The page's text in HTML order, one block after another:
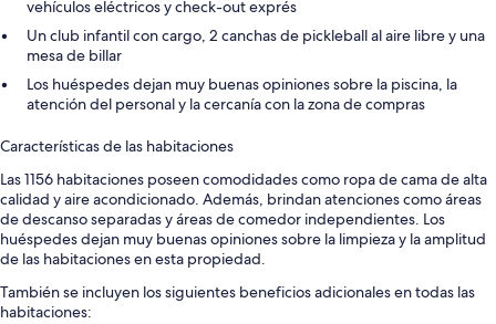
vehículos eléctricos y check-out exprés
Un club infantil con cargo, 2 canchas de pickleball al aire libre y una
mesa de billar
Los huéspedes dejan muy buenas opiniones sobre la piscina, la
atención del personal y la cercanía con la zona de compras
Características de las habitaciones
Las 1156 habitaciones poseen comodidades como ropa de cama de alta
calidad y aire acondicionado. Además, brindan atenciones como áreas
de descanso separadas y áreas de comedor independientes. Los
huéspedes dejan muy buenas opiniones sobre la limpieza y la amplitud
de las habitaciones en esta propiedad.
También se incluyen los siguientes beneficios adicionales en todas las
habitaciones: